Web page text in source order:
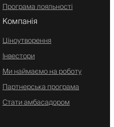
Програма лояльності
Компанія
Ціноутворення
Інвестори
Ми наймаємо на роботу
Партнерська програма
Стати амбасадором